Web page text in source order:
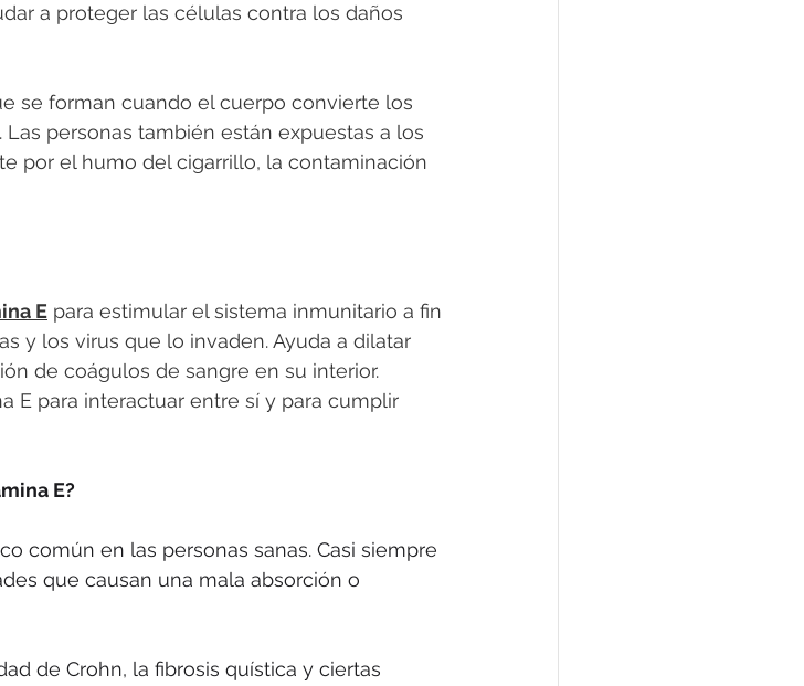
a proteger las células contra los daños
se forman cuando el cuerpo convierte los
personas también están expuestas a los
por el humo del cigarrillo, la contaminación
E para estimular el sistema inmunitario a fin
y los virus que lo invaden. Ayuda a dilatar
de coágulos de sangre en su interior.
E para interactuar entre sí y para cumplir
E?
común en las personas sanas. Casi siempre
que causan una mala absorción o
de Crohn, la fibrosis quística y ciertas